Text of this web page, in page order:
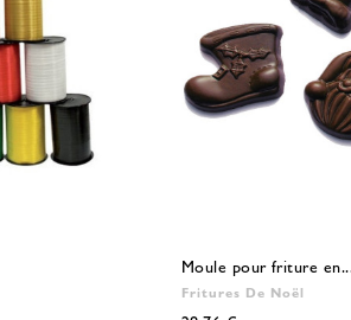
Moule pour friture
Fritures De Noël